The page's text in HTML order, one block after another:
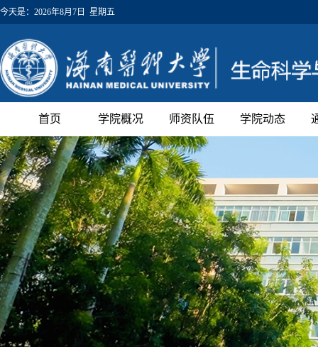
今天是： 2026年8月7日 星期五
首页 学院概况 师资队伍 学院动态